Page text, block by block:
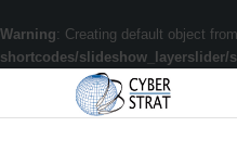
Warning: Creating default object
shortcodes/slideshow_layerslider/